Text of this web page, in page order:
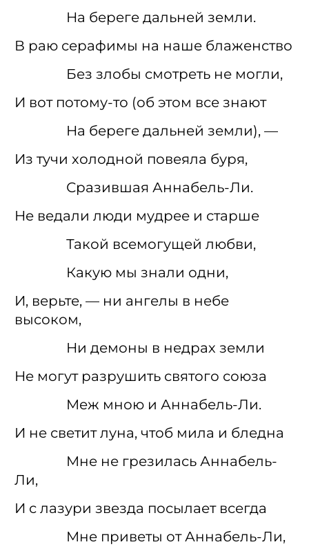
На береге дальней земли.
В раю серафимы на наше блаженство
Без злобы смотреть не могли,
И вот потому-то (об этом все знают
На береге дальней земли), —
Из тучи холодной повеяла буря,
Сразившая Аннабель-Ли.
Не ведали люди мудрее и старше
Такой всемогущей любви,
Какую мы знали одни,
И, верьте, — ни ангелы в небе
высоком,
Ни демоны в недрах земли
Не могут разрушить святого союза
Меж мною и Аннабель-Ли.
И не светит луна, чтоб мила и бледна
Мне не грезилась Аннабель-
Ли,
И с лазури звезда посылает всегда
Мне приветы от Аннабель-Ли,